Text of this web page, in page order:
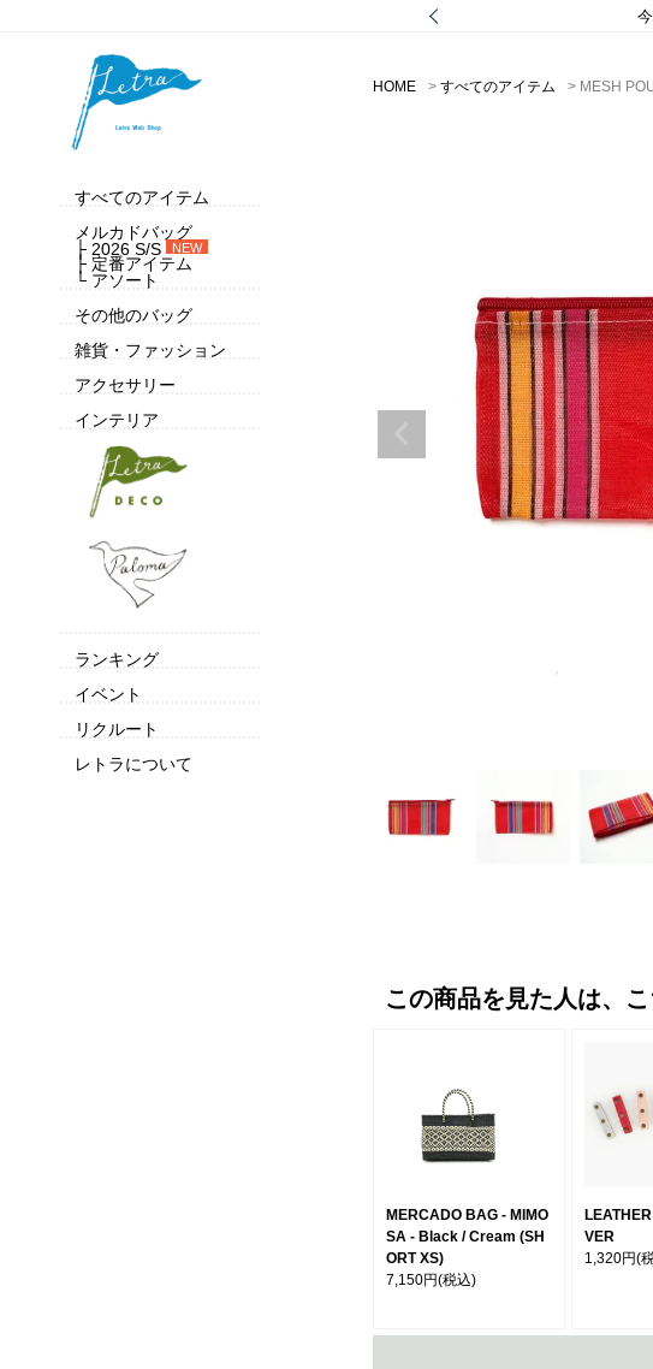
すべてのアイテム
メルカドバッグ
├ 2026 S/S
NEW
├ 定番アイテム
└ アソート
その他のバッグ
雑貨・ファッション
アクセサリー
インテリア
ランキング
イベント
リクルート
レトラについて
HOME すべてのアイテム MESH
この商品を見た人は、
MERCADO BAG - MIMO
SA - Black / Cream (SH
ORT XS)
7,150円(税込)
VER
1,320円(